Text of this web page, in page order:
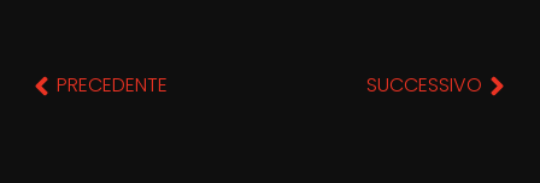
PRECEDENTE SUCCESSIVO